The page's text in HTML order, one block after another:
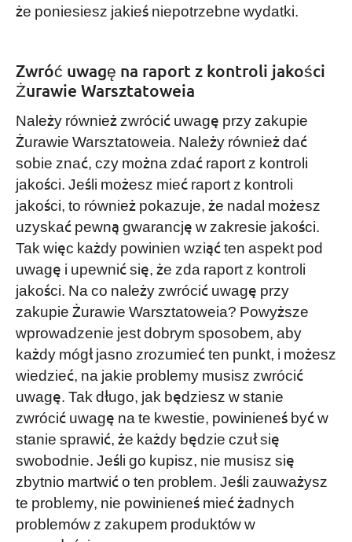
że poniesiesz jakieś niepotrzebne wydatki.
Zwróć uwagę na raport z kontroli jakości
Żurawie Warsztatoweia
Należy również zwrócić uwagę przy zakupie
Żurawie Warsztatoweia. Należy również dać
sobie znać, czy można zdać raport z kontroli
jakości. Jeśli możesz mieć raport z kontroli
jakości, to również pokazuje, że nadal możesz
uzyskać pewną gwarancję w zakresie jakości.
Tak więc każdy powinien wziąć ten aspekt pod
uwagę i upewnić się, że zda raport z kontroli
jakości. Na co należy zwrócić uwagę przy
zakupie Żurawie Warsztatoweia? Powyższe
wprowadzenie jest dobrym sposobem, aby
każdy mógł jasno zrozumieć ten punkt, i możesz
wiedzieć, na jakie problemy musisz zwrócić
uwagę. Tak długo, jak będziesz w stanie
zwrócić uwagę na te kwestie, powinieneś być w
stanie sprawić, że każdy będzie czuł się
swobodnie. Jeśli go kupisz, nie musisz się
zbytnio martwić o ten problem. Jeśli zauważysz
te problemy, nie powinieneś mieć żadnych
problemów z zakupem produktów w